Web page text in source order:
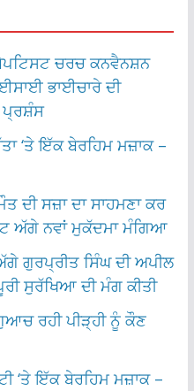
ਚਰਚ ਕਨਵੈਨਸ਼ਨ
ਭਾਈਚਾਰੇ ਦੀ
ਪ੍ਰਸ਼ੰਸ
‘ਤੇ ਇੱਕ ਬੇਰਹਿਮ ਮਜ਼ਾਕ –
ਦੀ ਸਜ਼ਾ ਦਾ ਸਾਹਮਣਾ ਕਰ
ਅੱਗੇ ਨਵਾਂ ਮੁਕੱਦਮਾ ਮੰਗਿਆ
ਗੁਰਪ੍ਰੀਤ ਸਿੰਘ ਦੀ ਅਪੀਲ
ਸੁਰੱਖਿਆ ਦੀ ਮੰਗ ਕੀਤੀ
ਰਹੀ ਪੀੜ੍ਹੀ ਨੂੰ ਕੌਣ
‘ਤੇ ਇੱਕ ਬੇਰਹਿਮ ਮਜ਼ਾਕ –